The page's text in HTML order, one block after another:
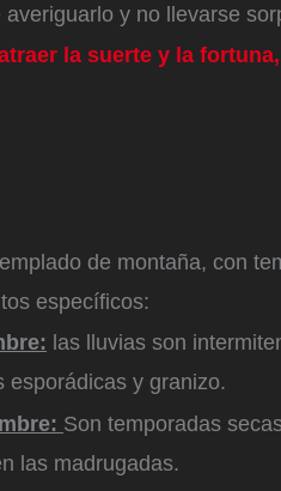
y no llevarse
la suerte y la
de montaña, con
específicos:
las lluvias son
esporádicas y granizo.
Son temporadas
las madrugadas.